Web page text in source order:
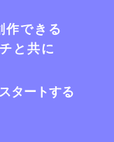
作できる
と共に
タートする